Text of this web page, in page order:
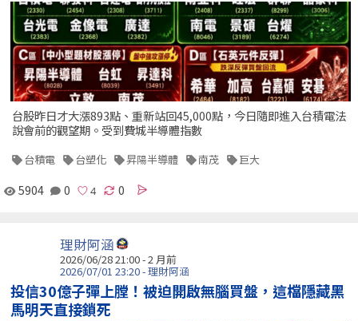
台股昨日才大漲893點、重新站回45,000點，今日隨即進入台積電法
說會前的觀望期。受到費城半導體指數
台積電 台塑化 昇陽半導體 南茂 巨大
5904 0 0
理財阿涵
2026/06/28 21:00 - 2 月前
2026/07/01 23:20 - 理財阿涵
投信30億子彈上膛！被迫開啟無腦買盤，這檔隱藏黑
馬明天直接鎖死